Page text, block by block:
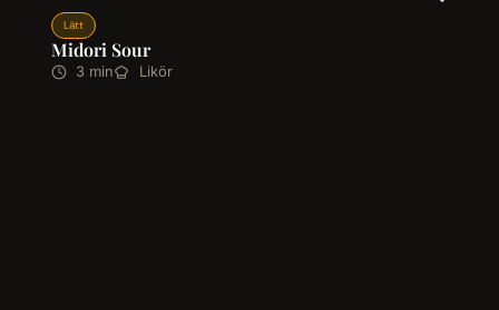
Lätt
Midori Sour
3 min Likör